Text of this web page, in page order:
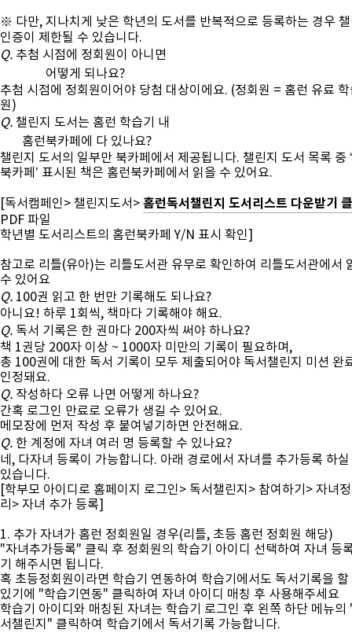
※ 다만, 지나치게 낮은 학년의 도서를 반복적으로 등록하는 경우
인증이 제한될 수 있습니다.
Q. 추첨 시점에 정회원이 아니면
어떻게 되나요?
추첨 시점에 정회원이어야 당첨 대상이에요. (정회원 = 홈런 유료
원)
Q. 챌린지 도서는 홈런 학습기 내
홈런북카페에 다 있나요?
챌린지 도서의 일부만 북카페에서 제공됩니다. 챌린지 도서 목록 중
북카페’ 표시된 책은 홈런북카페에서 읽을 수 있어요.
[독서캠페인> 챌린지도서> 홈런독서챌린지 도서리스트 다운받기
PDF 파일
학년별 도서리스트의 홈런북카페 Y/N 표시 확인]
참고로 리틀(유아)는 리틀도서관 유무로 확인하여 리틀도서관에서
수 있어요
Q. 100권 읽고 한 번만 기록해도 되나요?
아니요! 하루 1회씩, 책마다 기록해야 해요.
Q. 독서 기록은 한 권마다 200자씩 써야 하나요?
책 1권당 200자 이상 ~ 1000자 미만의 기록이 필요하며,
총 100권에 대한 독서 기록이 모두 제출되어야 독서챌린지 미션 완
인정돼요.
Q. 작성하다 오류 나면 어떻게 하나요?
간혹 로그인 만료로 오류가 생길 수 있어요.
메모장에 먼저 작성 후 붙여넣기하면 안전해요.
Q. 한 계정에 자녀 여러 명 등록할 수 있나요?
네, 다자녀 등록이 가능합니다. 아래 경로에서 자녀를 추가등록 하
있습니다.
[학부모 아이디로 홈페이지 로그인> 독서챌린지> 참여하기> 자녀
리> 자녀 추가 등록]
1. 추가 자녀가 홈런 정회원일 경우(리틀, 초등 홈런 정회원 해당)
"자녀추가등록" 클릭 후 정회원의 학습기 아이디 선택하여 자녀 등
기 해주시면 됩니다.
혹 초등정회원이라면 학습기 연동하여 학습기에서도 독서기록을 할
있기에 "학습기연동" 클릭하여 자녀 아이디 매칭 후 사용해주세요
학습기 아이디와 매칭된 자녀는 학습기 로그인 후 왼쪽 하단 메뉴의
서챌린지" 클릭하여 학습기에서 독서기록 가능합니다.